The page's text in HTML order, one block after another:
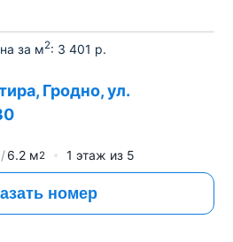
за м2: 3 401 р.
Гродно, ул.
6.2 м2 1 этаж из 5
номер